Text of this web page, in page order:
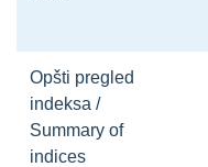
Opšti pregled
indeksa /
Summary of
indices